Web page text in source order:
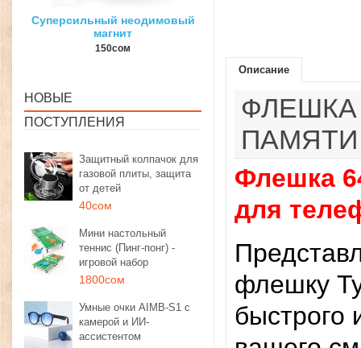
3D ручка для объемного
рисования
1350сом 1190сом
НОВЫЕ
ПОСТУПЛЕНИЯ
Защитный колпачок для
газовой плиты, защита
от детей
40сом
Мини настольный
теннис (Пинг-понг) -
игровой набор
1800сом
Умные очки AIMB-S1 с
камерой и ИИ-
ассистентом
Описание
ФЛЕШКА
Флешка
для
флешку
быстрого